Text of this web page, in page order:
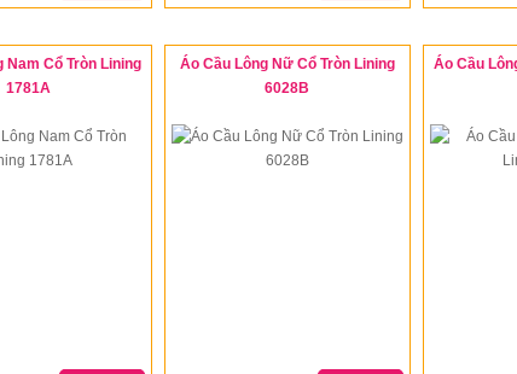
Nam Cổ Tròn Lining
1781A
Áo Cầu Lông Nữ Cổ Tròn Lining
6028B
Áo Cầu